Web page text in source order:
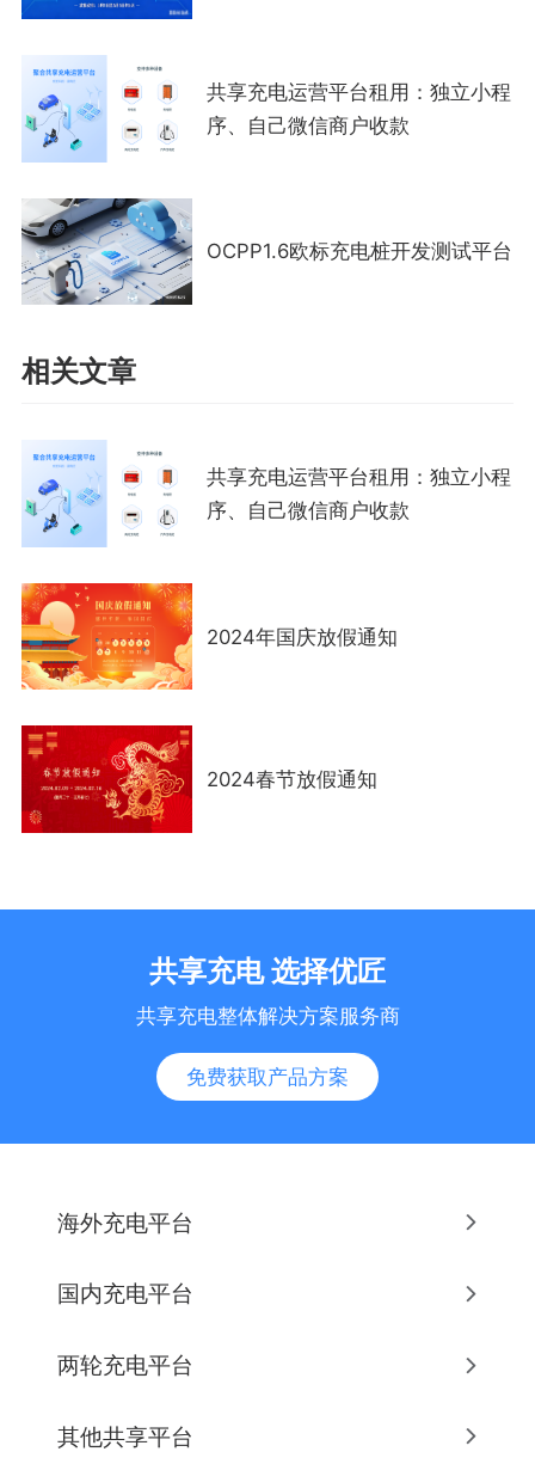
共享充电运营平台租用：独立小程
序、自己微信商户收款
OCPP1.6欧标充电桩开发测试平台
相关文章
共享充电运营平台租用：独立小程
序、自己微信商户收款
2024年国庆放假通知
2024春节放假通知
共享充电 选择优匠
共享充电整体解决方案服务商
免费获取产品方案
海外充电平台
国内充电平台
两轮充电平台
其他共享平台